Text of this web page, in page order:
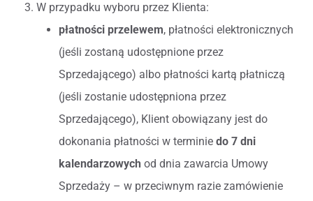
W przypadku wyboru przez Klienta:
płatności przelewem, płatności elektronicznych
(jeśli zostaną udostępnione przez
Sprzedającego) albo płatności kartą płatniczą
(jeśli zostanie udostępniona przez
Sprzedającego), Klient obowiązany jest do
dokonania płatności w terminie do 7 dni
kalendarzowych od dnia zawarcia Umowy
Sprzedaży – w przeciwnym razie zamówienie